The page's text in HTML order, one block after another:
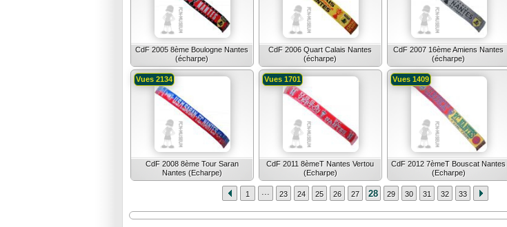
CdF 2005 8ème Boulogne Nantes
(écharpe)
CdF 2006 Quart Calais Nantes
(écharpe)
CdF 2007 16ème Amiens Nantes
(écharpe)
CdF 2008 8ème Tour Saran
Nantes (Echarpe)
Vues 2134
CdF 2011 8èmeT Nantes Vertou
(Echarpe)
Vues 1701
CdF 2012 7èmeT Bouscat Nantes
(Echarpe)
Vues 1409
1 ... 23 24 25 26 27 28 29 30 31 32 33